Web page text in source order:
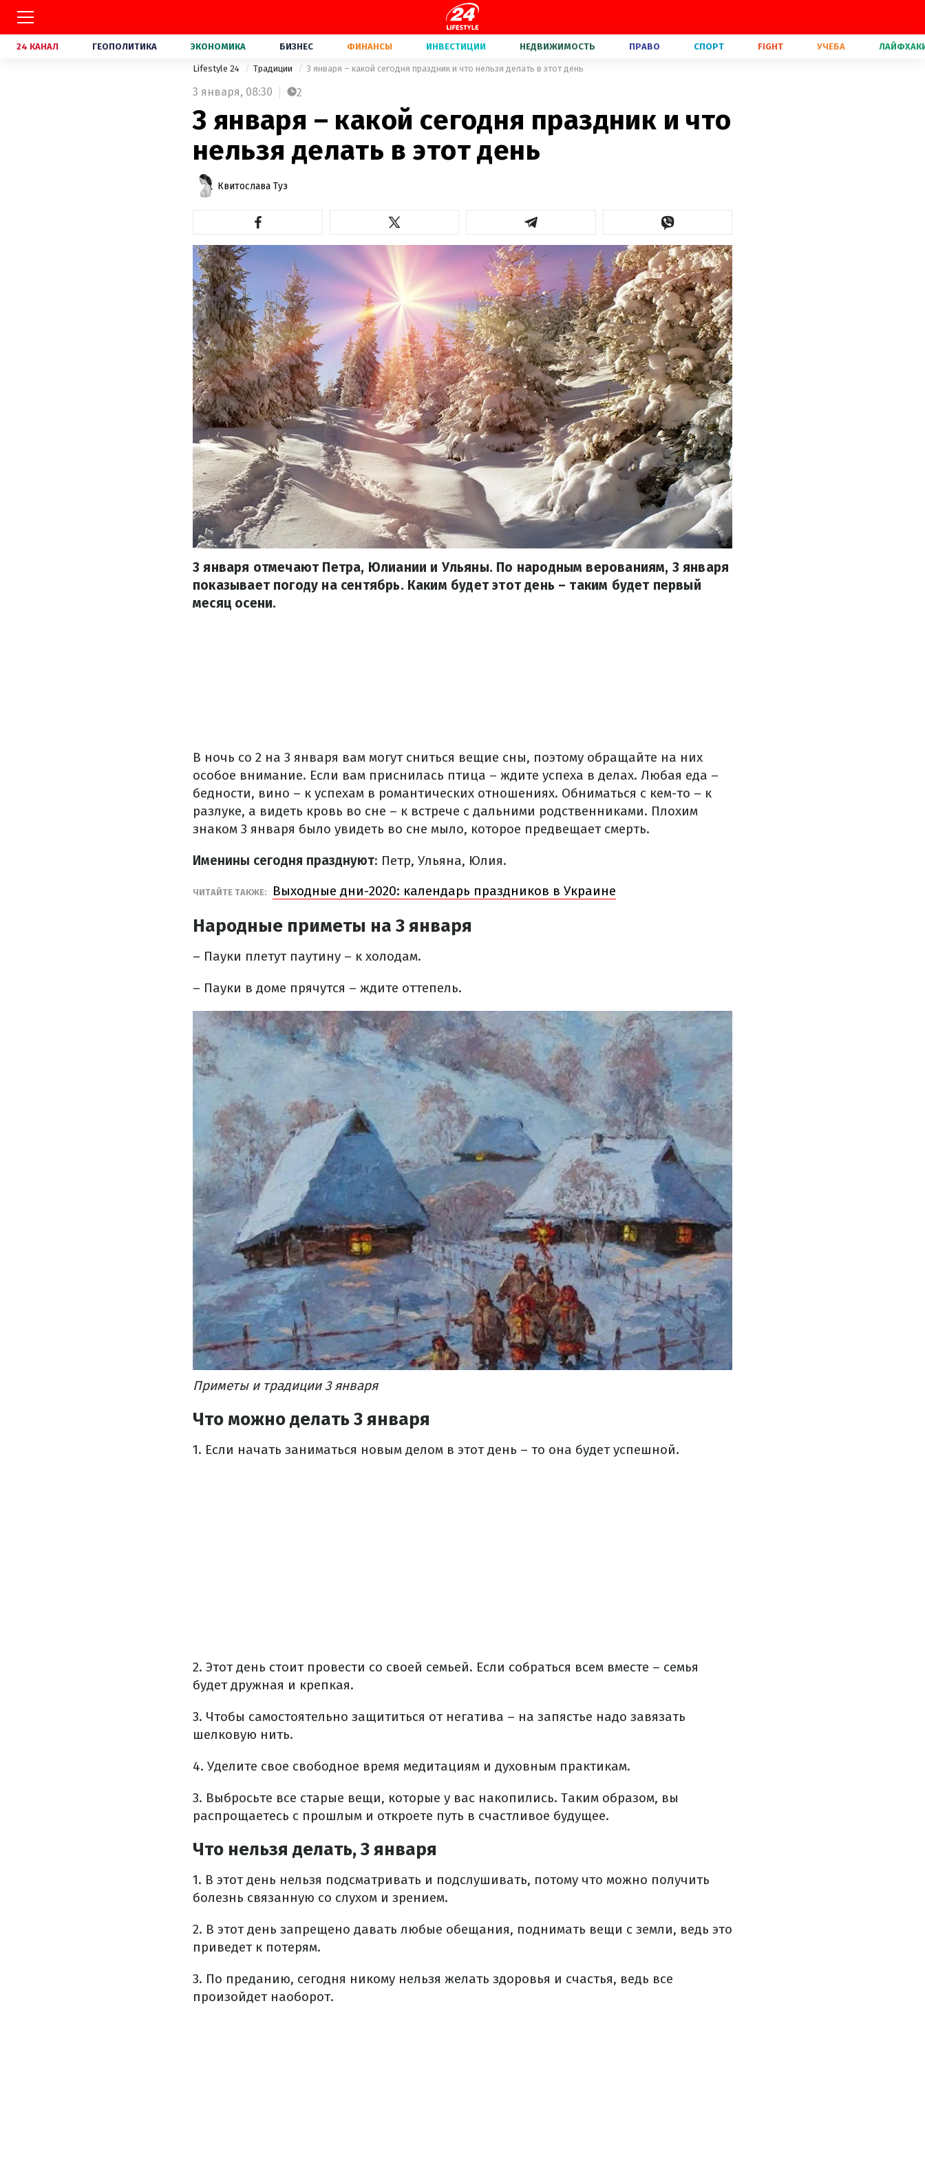
24 КАНАЛ ГЕОПОЛИТИКА ЭКОНОМИКА БИЗНЕС ФИНАНСЫ ИНВЕСТИЦИИ НЕДВИЖИМОСТЬ ПРАВО СПОРТ FIGHT УЧЕБА
Lifestyle 24 Традиции 3 января – какой сегодня праздник и что нельзя делать в этот день
3 января, 08:30 2
3 января – какой сегодня праздник и что
нельзя делать в этот день
Квитослава Туз
3 января отмечают Петра, Юлиании и Ульяны. По народным верованиям, 3 января
показывает погоду на сентябрь. Каким будет этот день – таким будет первый
месяц осени.
В ночь со 2 на 3 января вам могут сниться вещие сны, поэтому обращайте на них
особое внимание. Если вам приснилась птица – ждите успеха в делах. Любая еда –
бедности, вино – к успехам в романтических отношениях. Обниматься с кем-то – к
разлуке, а видеть кровь во сне – к встрече с дальними родственниками. Плохим
знаком 3 января было увидеть во сне мыло, которое предвещает смерть.
Именины сегодня празднуют: Петр, Ульяна, Юлия.
ЧИТАЙТЕ ТАКЖЕ: Выходные дни-2020: календарь праздников в Украине
Народные приметы на 3 января
– Пауки плетут паутину – к холодам.
– Пауки в доме прячутся – ждите оттепель.
Приметы и традиции 3 января
Что можно делать 3 января
1. Если начать заниматься новым делом в этот день – то она будет успешной.
2. Этот день стоит провести со своей семьей. Если собраться всем вместе – семья
будет дружная и крепкая.
3. Чтобы самостоятельно защититься от негатива – на запястье надо завязать
шелковую нить.
4. Уделите свое свободное время медитациям и духовным практикам.
3. Выбросьте все старые вещи, которые у вас накопились. Таким образом, вы
распрощаетесь с прошлым и откроете путь в счастливое будущее.
Что нельзя делать, 3 января
1. В этот день нельзя подсматривать и подслушивать, потому что можно получить
болезнь связанную со слухом и зрением.
2. В этот день запрещено давать любые обещания, поднимать вещи с земли, ведь это
приведет к потерям.
3. По преданию, сегодня никому нельзя желать здоровья и счастья, ведь все
произойдет наоборот.